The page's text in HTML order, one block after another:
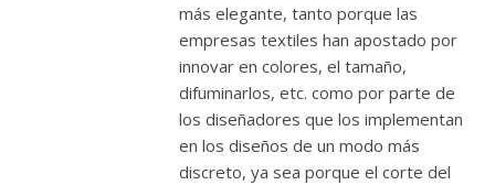
más elegante, tanto porque las
empresas textiles han apostado por
innovar en colores, el tamaño,
difuminarlos, etc. como por parte de
los diseñadores que los implementan
en los diseños de un modo más
discreto, ya sea porque el corte del